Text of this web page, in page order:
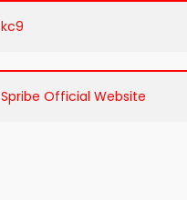
kc9
Spribe Official Website